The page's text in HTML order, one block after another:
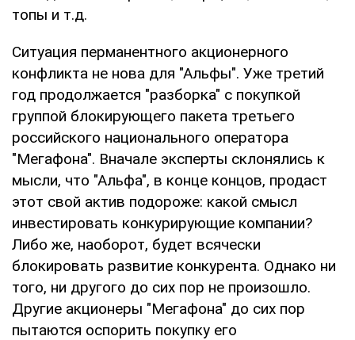
топы и т.д.
Ситуация перманентного акционерного
конфликта не нова для "Альфы". Уже третий
год продолжается "разборка" с покупкой
группой блокирующего пакета третьего
российского национального оператора
"Мегафона". Вначале эксперты склонялись к
мысли, что "Альфа", в конце концов, продаст
этот свой актив подороже: какой смысл
инвестировать конкурирующие компании?
Либо же, наоборот, будет всячески
блокировать развитие конкурента. Однако ни
того, ни другого до сих пор не произошло.
Другие акционеры "Мегафона" до сих пор
пытаются оспорить покупку его